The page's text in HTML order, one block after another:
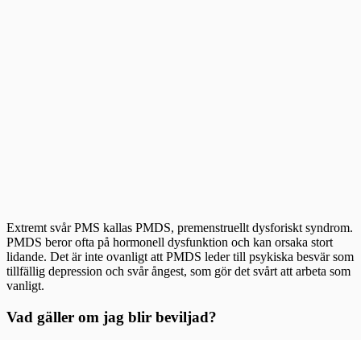
Extremt svår PMS kallas PMDS, premenstruellt dysforiskt syndrom.
PMDS beror ofta på hormonell dysfunktion och kan orsaka stort
lidande. Det är inte ovanligt att PMDS leder till psykiska besvär som
tillfällig depression och svår ångest, som gör det svårt att arbeta som
vanligt.
Vad gäller om jag blir beviljad?